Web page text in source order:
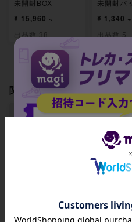
未開封BOX
¥ 15,960 ~
出品数 38
未開封パ
¥ 1,340 ~
出品数 5
関連製品
【BGS10】エリキ
【BGS10
ー仕様)
招待